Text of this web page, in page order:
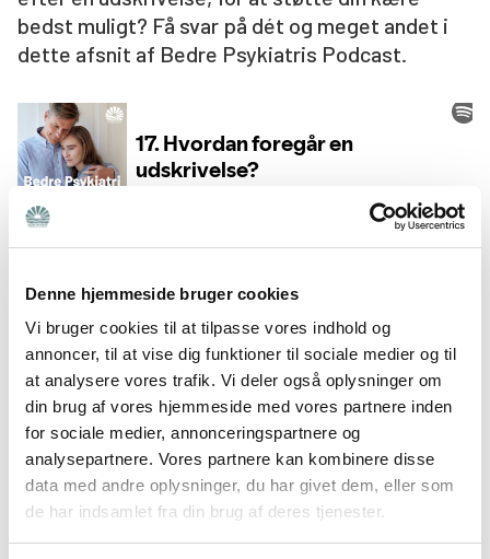
Denne hjemmeside bruger cookies
Vi bruger cookies til at tilpasse vores indhold og
annoncer, til at vise dig funktioner til sociale medier og til
at analysere vores trafik. Vi deler også oplysninger om
din brug af vores hjemmeside med vores partnere inden
for sociale medier, annonceringspartnere og
analysepartnere. Vores partnere kan kombinere disse
data med andre oplysninger, du har givet dem, eller som
de har indsamlet fra din brug af deres tjenester.
bedst muligt? Få svar på dét og meget andet i
dette afsnit af Bedre Psykiatris Podcast.
Hvis du vil lytte til podcasten i en anden
afspiller, så tryk på Spotify-logoet i højre
hjørne.
Forrige artikel
Kommunens tilbud til
Næste artikel
Ekspertens råd: Om